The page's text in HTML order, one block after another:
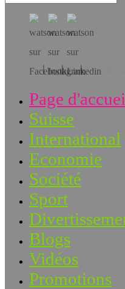
Page
Suisse
International
Economie
Société
Sport
Blogs
Vidéos
Promotions